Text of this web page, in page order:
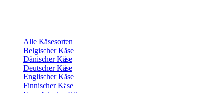
Alle Käsesorten
Belgischer Käse
Dänischer Käse
Deutscher Käse
Englischer Käse
Finnischer Käse